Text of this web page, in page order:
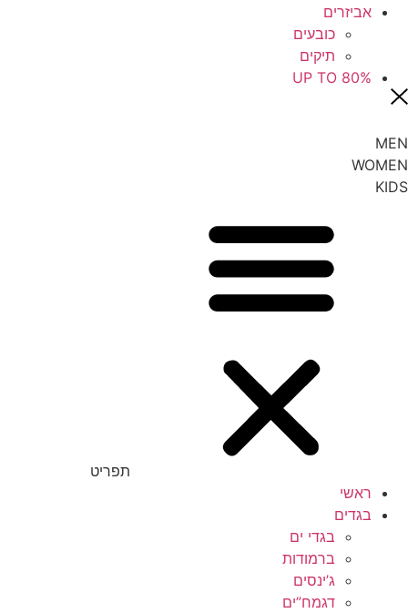
אביזרים
כובעים
תיקים
UP TO 80%
MEN
WOMEN
KIDS
תפריט
ראשי
בגדים
בגדי ים
ברמודות
ג’ינסים
דגמח”ים